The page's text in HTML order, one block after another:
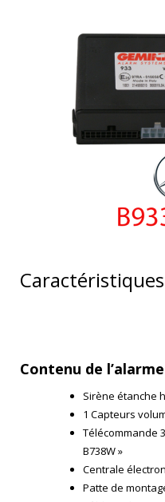
Contenu de
Sirène étanche
1 Capteurs
Télécommande
B738W »
Centrale
Patte de